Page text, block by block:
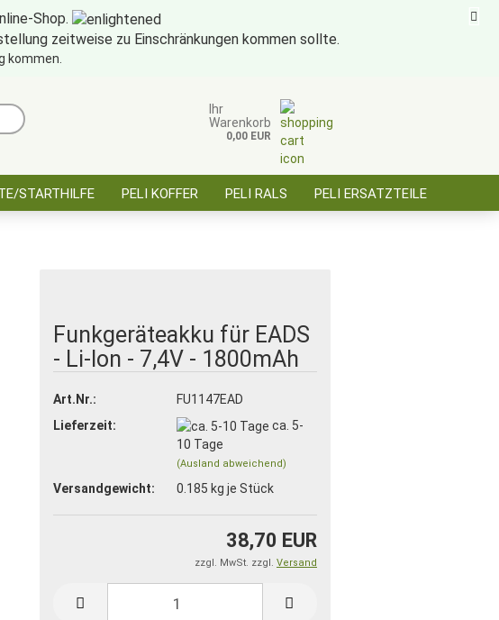
Hinweise für öffentl. Auftraggeber, Behörden, BOS
Passwort
Passwort vergessen?
Bitte
Ihr
Warenkorb
0,00 EUR
Shop.
zeitweise zu Einschränkungen kommen sollte.
kommen.
STARTHILFE PELI KOFFER PELI RALS PELI ERSATZTEILE
Funkgeräteakku für EADS
- Li-Ion - 7,4V - 1800mAh
Art.Nr.:
FU1147EAD
Lieferzeit:
ca. 5-
10 Tage
(Ausland abweichend)
Versandgewicht: 0.185 kg je Stück
38,70 EUR
zzgl. MwSt. zzgl. Versand